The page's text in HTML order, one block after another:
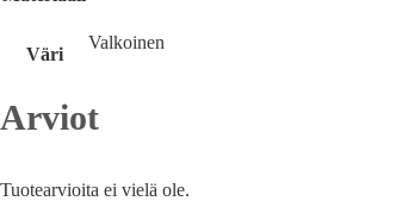
Väri
Valkoinen
Arviot
Tuotearvioita ei vielä ole.